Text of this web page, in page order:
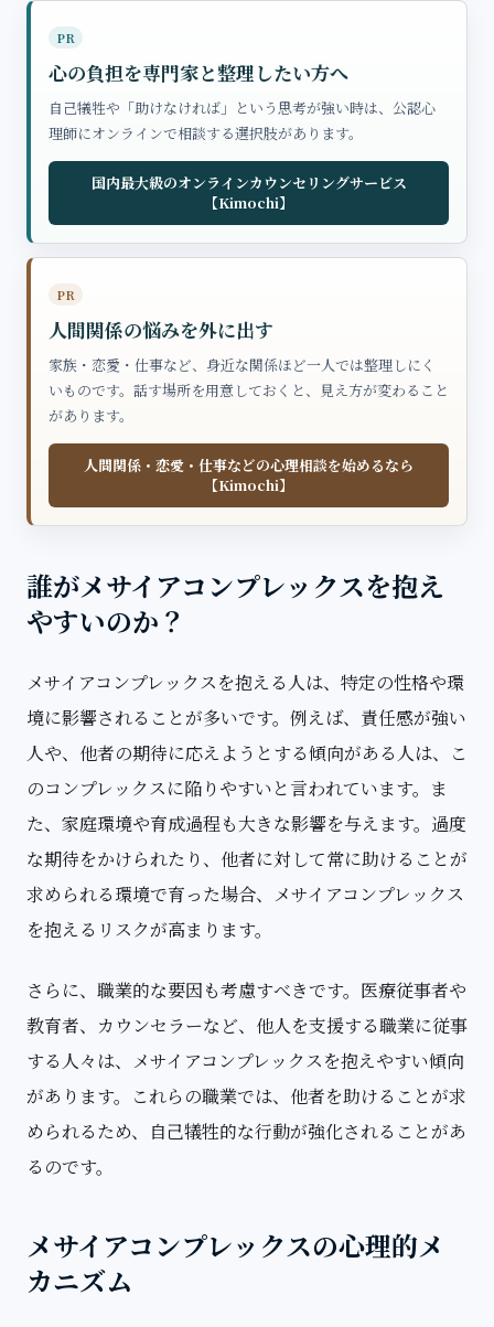
PR
心の負担を専門家と整理したい方へ
自己犠牲や「助けなければ」という思考が強い時は、公認心
理師にオンラインで相談する選択肢があります。
国内最大級のオンラインカウンセリングサービス
【Kimochi】
PR
人間関係の悩みを外に出す
家族・恋愛・仕事など、身近な関係ほど一人では整理しにく
いものです。話す場所を用意しておくと、見え方が変わること
があります。
人間関係・恋愛・仕事などの心理相談を始めるなら
【Kimochi】
誰がメサイアコンプレックスを抱え
やすいのか？
メサイアコンプレックスを抱える人は、特定の性格や環
境に影響されることが多いです。例えば、責任感が強い
人や、他者の期待に応えようとする傾向がある人は、こ
のコンプレックスに陥りやすいと言われています。ま
た、家庭環境や育成過程も大きな影響を与えます。過度
な期待をかけられたり、他者に対して常に助けることが
求められる環境で育った場合、メサイアコンプレックス
を抱えるリスクが高まります。
さらに、職業的な要因も考慮すべきです。医療従事者や
教育者、カウンセラーなど、他人を支援する職業に従事
する人々は、メサイアコンプレックスを抱えやすい傾向
があります。これらの職業では、他者を助けることが求
められるため、自己犠牲的な行動が強化されることがあ
るのです。
メサイアコンプレックスの心理的メ
カニズム